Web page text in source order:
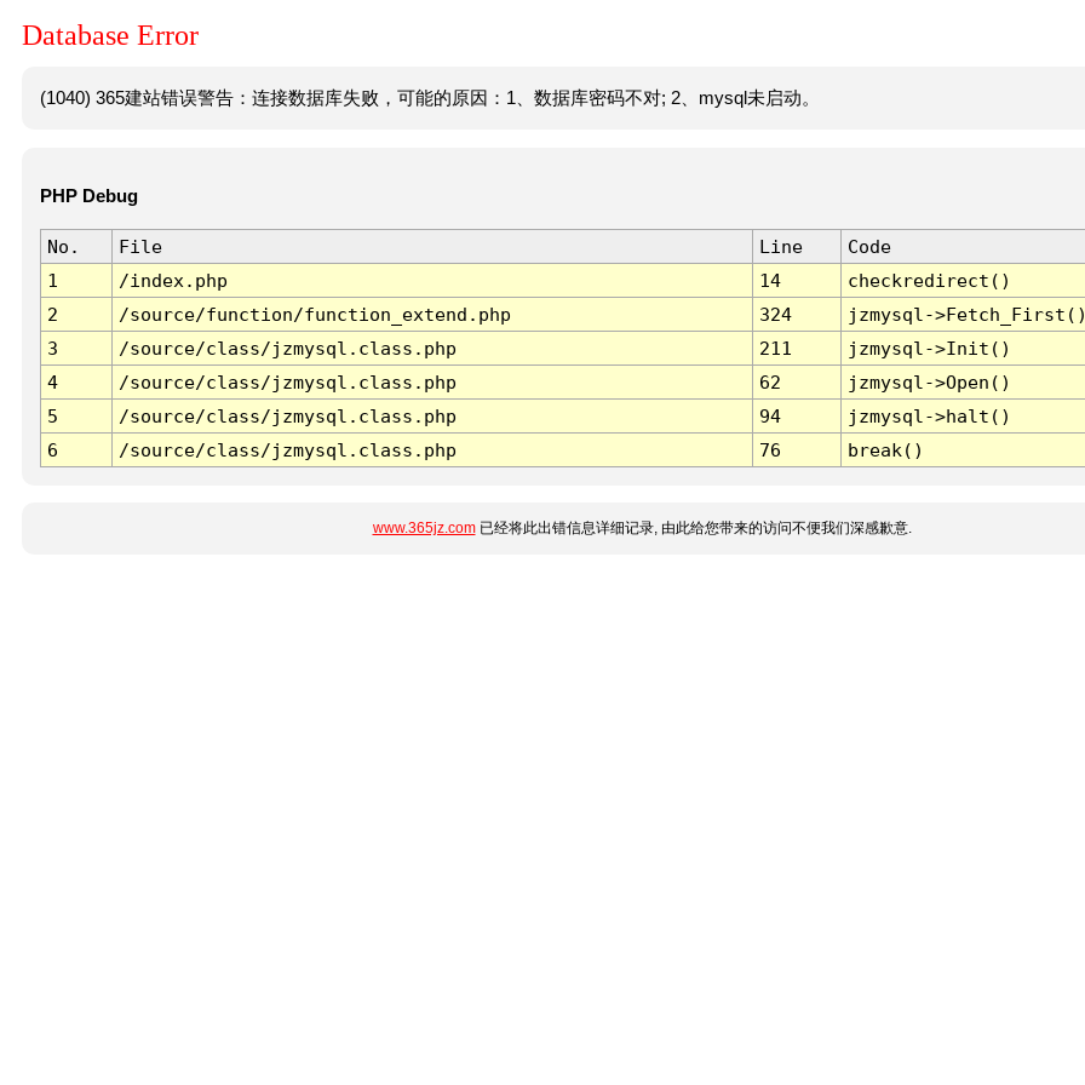
Database Error
(1040) 365建站错误警告：连接数据库失败，可能的原因：1、数据库密码不对; 2、mysql未启动。
PHP Debug
No. File Line
Code
1
/index.php 14
checkredirect()
2
/source/function/function_extend.php 324
jzmysql-
3
/source/class/jzmysql.class.php 211
jzmysql->Init()
4
/source/class/jzmysql.class.php 62
jzmysql->Open()
5
/source/class/jzmysql.class.php 94
jzmysql->halt()
6
/source/class/jzmysql.class.php 76 break()
www.365jz.com已经将此出错信息详细记录, 由此给您带来的访问不便我们深感歉意.